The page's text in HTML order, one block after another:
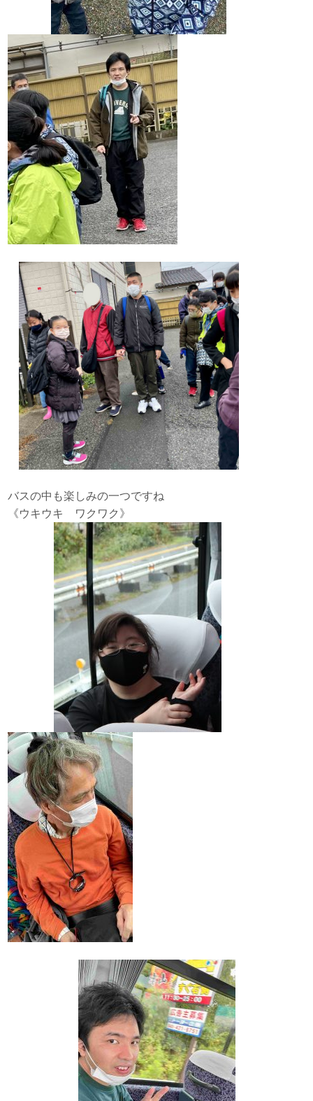
バスの中も楽しみの一つですね
《ウキウキ ワクワク》